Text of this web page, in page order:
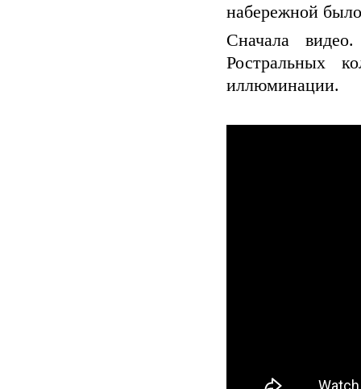
набережной
Сначала
Ростральных
иллюминации.